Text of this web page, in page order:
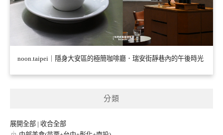
noon.taipei｜隱身大安區的極簡咖啡廳．瑞安街靜巷內的午後時光
分類
展開全部 | 收合全部